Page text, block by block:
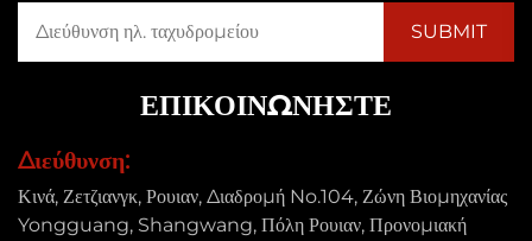
ΕΠΙΚΟΙΝΩΝΉΣΤΕ
Διεύθυνση:
Κινά, Ζετζιανγκ, Ρουιαν, Διαδρομή No.104, Ζώνη Βιομηχανίας
Yongguang, Shangwang, Πόλη Ρουιαν, Προνομιακή